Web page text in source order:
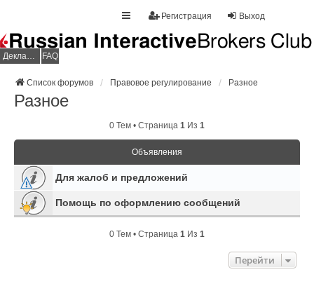
Выход
Регистрация
Декларация НДФЛ FAQ
Список форумов Правовое регулирование Разное
Разное
0 Тем • Страница 1 Из 1
Объявления
Для жалоб и предложений
Помощь по оформлению сообщений
0 Тем • Страница 1 Из 1
Перейти